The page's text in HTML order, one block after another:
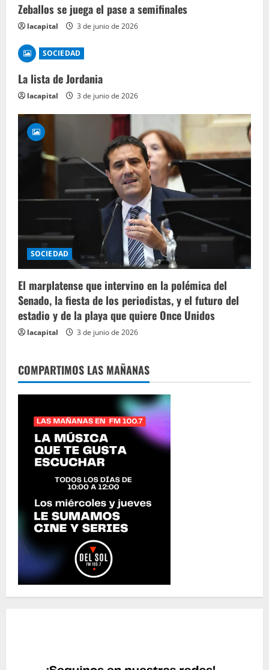
Zeballos se juega el pase a semifinales
lacapital 3 de junio de 2026
SOCIEDAD
La lista de Jordania
lacapital 3 de junio de 2026
SOCIEDAD
El marplatense que intervino en la polémica del
Senado, la fiesta de los periodistas, y el futuro del
estadio y de la playa que quiere Once Unidos
lacapital 3 de junio de 2026
COMPARTIMOS LAS MAÑANAS